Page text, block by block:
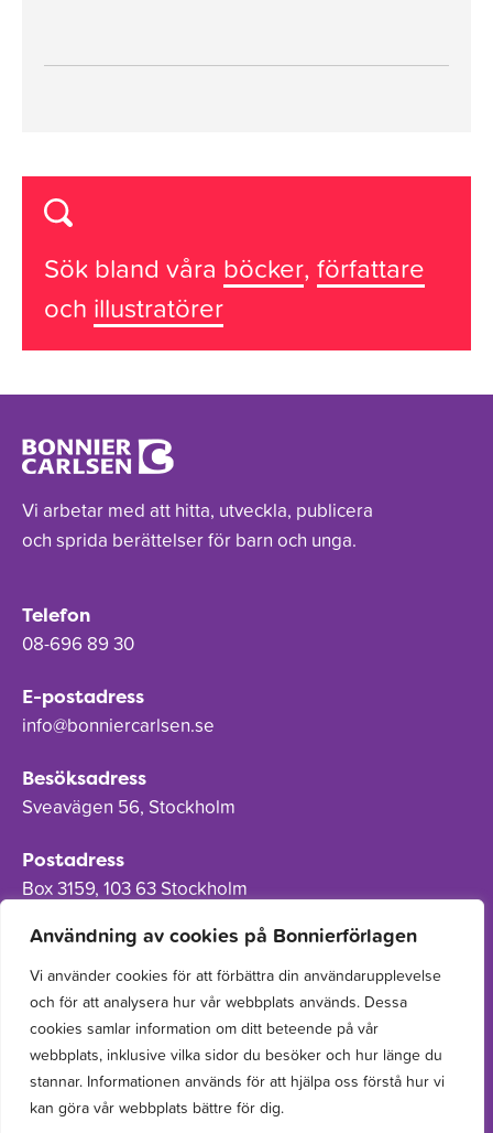
Användning av cookies på Bonnierförlagen
Vi använder cookies för att förbättra din användarupplevelse
och för att analysera hur vår webbplats används. Dessa
cookies samlar information om ditt beteende på vår
webbplats, inklusive vilka sidor du besöker och hur länge du
stannar. Informationen används för att hjälpa oss förstå hur vi
kan göra vår webbplats bättre för dig.
Sök bland våra böcker, författare
och illustratörer
Vi arbetar med att hitta, utveckla, publicera
och sprida berättelser för barn och unga.
Telefon
08-696 89 30
E-postadress
info@bonniercarlsen.se
Besöksadress
Sveavägen 56, Stockholm
Postadress
Box 3159, 103 63 Stockholm
Om Bonnierförlagen
Cookies
Integritetspolicy